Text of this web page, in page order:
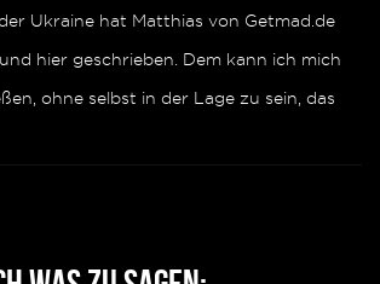
Ukraine hat Matthias von Getmad.de
hier geschrieben. Dem kann ich mich
ohne selbst in der Lage zu sein, das